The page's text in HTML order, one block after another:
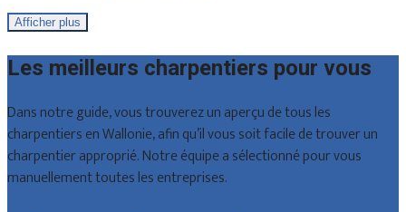
Afficher plus
Les meilleurs charpentiers pour vous
Dans notre guide, vous trouverez un aperçu de tous les
charpentiers en Wallonie, afin qu’il vous soit facile de trouver un
charpentier approprié. Notre équipe a sélectionné pour vous
manuellement toutes les entreprises.